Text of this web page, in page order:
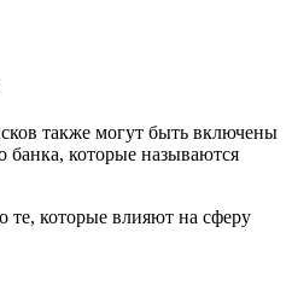
также могут быть включены
банка, которые называются
которые влияют на сферу